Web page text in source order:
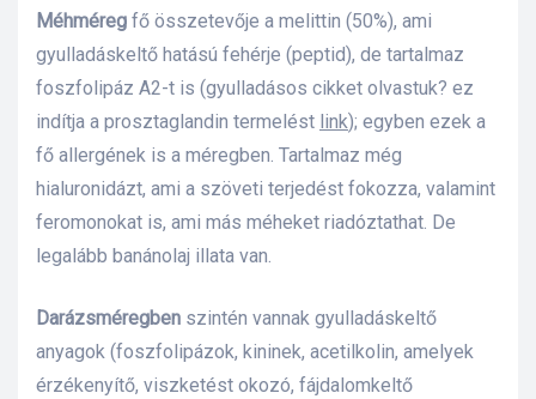
Méhméreg fő összetevője a melittin (50%), ami
gyulladáskeltő hatású fehérje (peptid), de tartalmaz
foszfolipáz A2-t is (gyulladásos cikket olvastuk? ez
indítja a prosztaglandin termelést link); egyben ezek a
fő allergének is a méregben. Tartalmaz még
hialuronidázt, ami a szöveti terjedést fokozza, valamint
feromonokat is, ami más méheket riadóztathat. De
legalább banánolaj illata van.
Darázsméregben szintén vannak gyulladáskeltő
anyagok (foszfolipázok, kininek, acetilkolin, amelyek
érzékenyítő, viszketést okozó, fájdalomkeltő